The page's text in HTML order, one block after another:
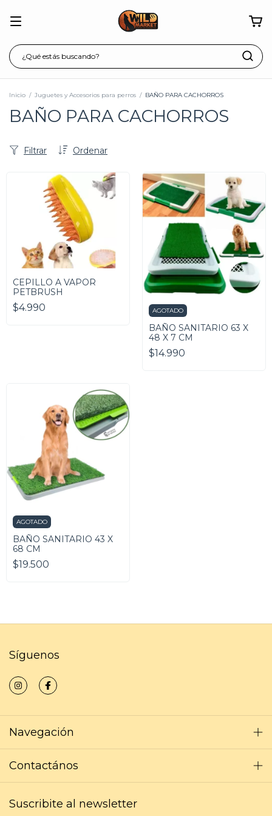
Inicio / Juguetes y Accesorios para perros / BAÑO PARA CACHORROS
BAÑO PARA CACHORROS
Ordenar
Filtrar
CEPILLO A VAPOR
PETBRUSH
$4.990 AGOTADO
BAÑO SANITARIO 63 X
48 X 7 CM
$14.990
AGOTADO
BAÑO SANITARIO 43 X
68 CM
$19.500
Síguenos
Navegación
Contactános
Suscribite al newsletter